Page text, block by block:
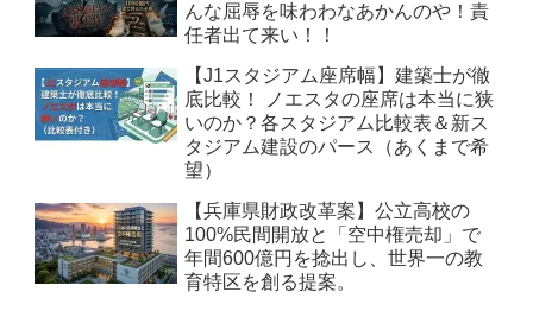
んな屈辱を味わわなあかんのや！責
任者出て来い！！
【J1スタジアム座席幅】建築士が徹
底比較！ ノエスタの座席は本当に狭
いのか？各スタジアム比較表＆新ス
タジアム建設のパース（あくまで希
望）
【兵庫県財政改革案】公立高校の
100%民間開放と「空中権売却」で
年間600億円を捻出し、世界一の教
育特区を創る提案。